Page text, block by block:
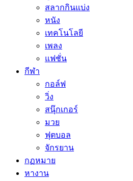
สลากกินแบ่ง
หนัง
เทคโนโลยี
เพลง
แฟชั่น
กีฬา
กอล์ฟ
วิ่ง
สนุ๊กเกอร์
มวย
ฟุตบอล
จักรยาน
กฏหมาย
หางาน